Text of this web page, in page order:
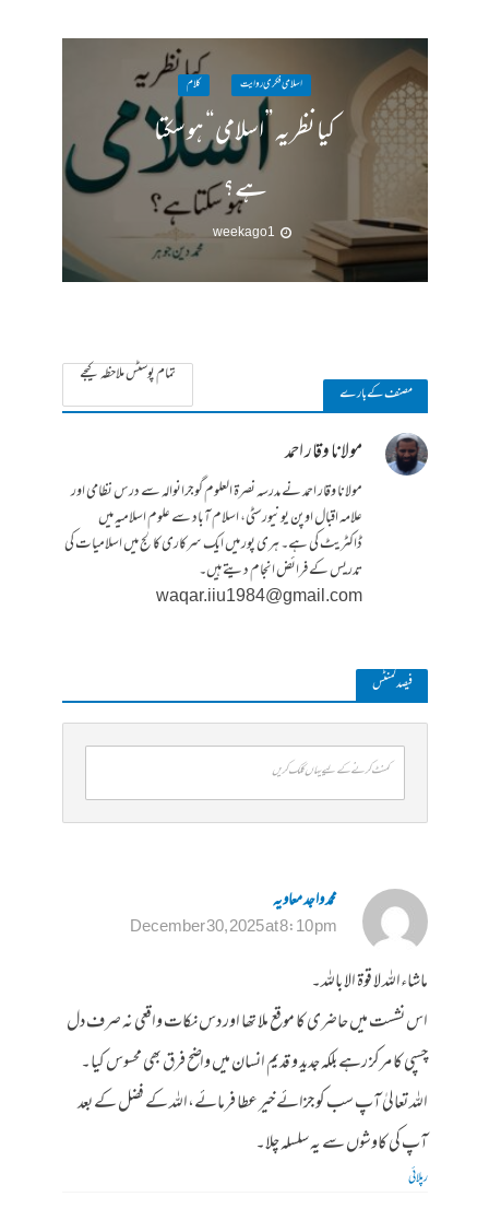
اسلامی فکری روایت کلام
کیا نظریہ ”اسلامی“ ہو سکتا
ہے؟
1 week ago
مصنف کے بارے
تمام پوسٹس ملاحظہ کیجے
مولانا وقار احمد
مولانا وقار احمد نے مدرسہ نصرۃ العلوم گوجرانوالہ سے درس نظامی اور
علامہ اقبال اوپن یونیورسٹی، اسلام آباد سے علوم اسلامیہ میں
ڈاکٹریٹ کی ہے۔ ہری پور میں ایک سرکاری کالج میں اسلامیات کی
تدریس کے فرائض انجام دیتے ہیں۔
waqar.iiu1984@gmail.com
فیصد کمنٹس
کمنٹ کرنے کے لیے یہاں کلک کریں
محمد واجد معاویہ
December 30, 2025 at 8:10 pm
ماشاءاللہ لا قوۃ الا باللہ۔
اس نشست میں حاضری کا موقع ملا تھا اور دس نکات واقعی نہ صرف دل
چسپی کا مرکز رہے بلکہ جدید و قدیم انسان میں واضح فرق بھی محسوس کیا۔
اللہ تعالیٰ آپ سب کو جزائے خیر عطا فرمائے،اللہ کے فضل کے بعد
آپ کی کاوشوں سے یہ سلسلہ چلا۔
رپلائی